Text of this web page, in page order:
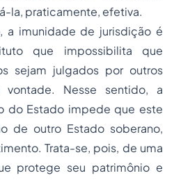
la, praticamente, efetiva.
de jurisdição é
que impossibilita que
sejam julgados por outros
Nesse sentido, a
do Estado impede que este
de outro Estado soberano,
Trata-se, pois, de uma
protege seu patrimônio e